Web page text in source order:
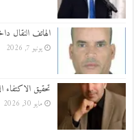
الهاتف النقال
يونيو 7, 2026
تحقيق الاكتفاء
مايو 30, 2026